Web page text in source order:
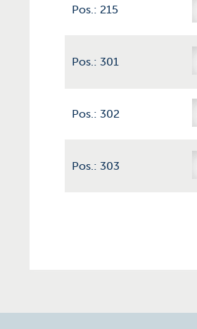
Pos.: 215
Pos.: 301
Pos.: 302
Pos.: 303